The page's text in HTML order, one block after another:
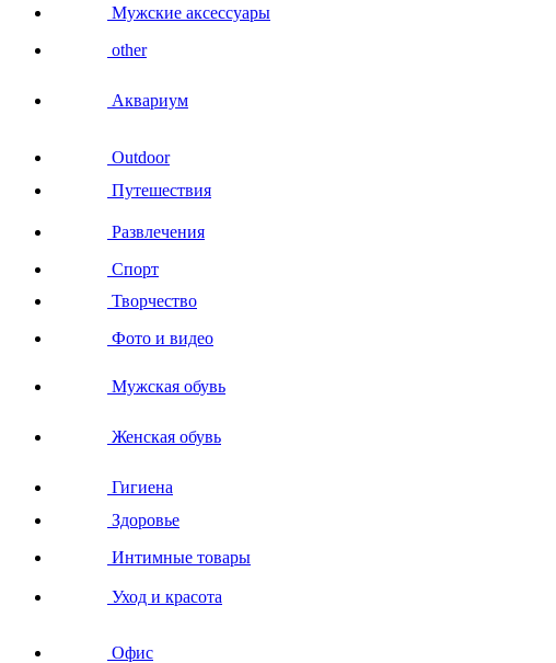
Мужские аксессуары
other
Аквариум
Outdoor
Путешествия
Развлечения
Спорт
Творчество
Фото и видео
Мужская обувь
Женская обувь
Гигиена
Здоровье
Интимные товары
Уход и красота
Офис